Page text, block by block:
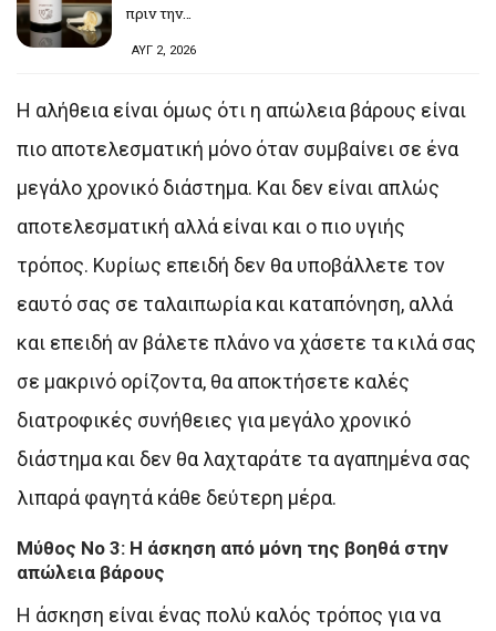
πριν την…
ΑΥΓ 2, 2026
Η αλήθεια είναι όμως ότι η απώλεια βάρους είναι
πιο αποτελεσματική μόνο όταν συμβαίνει σε ένα
μεγάλο χρονικό διάστημα. Και δεν είναι απλώς
αποτελεσματική αλλά είναι και ο πιο υγιής
τρόπος. Κυρίως επειδή δεν θα υποβάλλετε τον
εαυτό σας σε ταλαιπωρία και καταπόνηση, αλλά
και επειδή αν βάλετε πλάνο να χάσετε τα κιλά σας
σε μακρινό ορίζοντα, θα αποκτήσετε καλές
διατροφικές συνήθειες για μεγάλο χρονικό
διάστημα και δεν θα λαχταράτε τα αγαπημένα σας
λιπαρά φαγητά κάθε δεύτερη μέρα.
Mύθος Νο 3: Η άσκηση από μόνη της βοηθά στην
απώλεια βάρους
Η άσκηση είναι ένας πολύ καλός τρόπος για να